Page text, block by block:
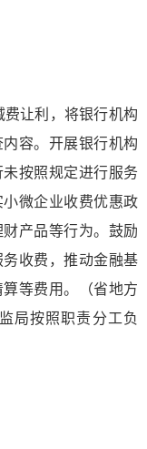
让利，将银行机构
容。开展银行机构
按照规定进行服务
微企业收费优惠政
产品等行为。鼓励
收费，推动金融基
等费用。（省地方
局按照职责分工负